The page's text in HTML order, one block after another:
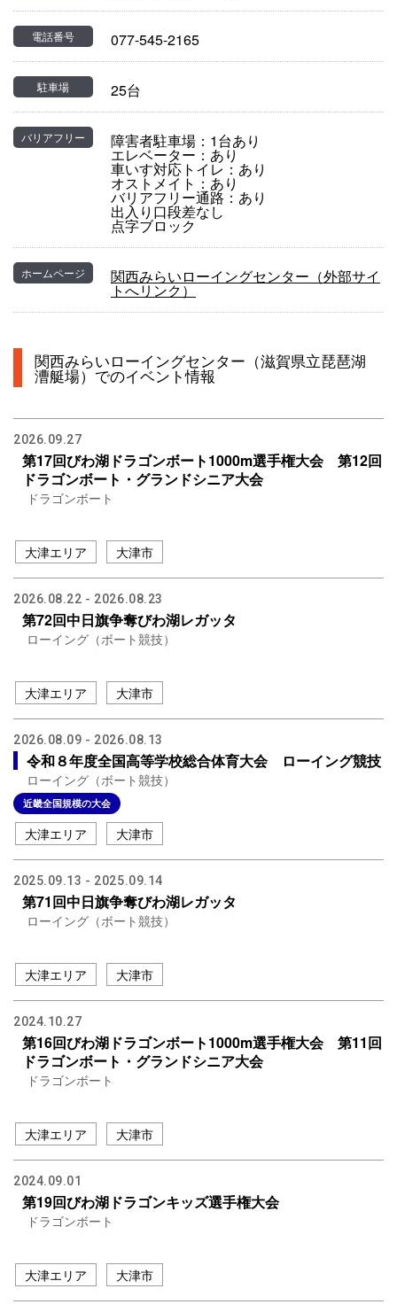
電話番号 077-545-2165
駐車場 25台
バリアフリー 障害者駐車場：1台あり
エレベーター：あり
車いす対応トイレ：あり
オストメイト：あり
バリアフリー通路：あり
出入り口段差なし
点字ブロック
ホームページ 関西みらいローイングセンター（外部サイ
トへリンク）
関西みらいローイングセンター（滋賀県立琵琶湖
漕艇場）でのイベント情報
2026.09.27
第17回びわ湖ドラゴンボート1000m選手権大会 第12回
ドラゴンボート・グランドシニア大会
ドラゴンボート
大津エリア 大津市
2026.08.22 - 2026.08.23
第72回中日旗争奪びわ湖レガッタ
ローイング（ボート競技）
大津エリア 大津市
2026.08.09 - 2026.08.13
令和８年度全国高等学校総合体育大会 ローイング競技
ローイング（ボート競技）
近畿全国規模の大会
大津エリア 大津市
2025.09.13 - 2025.09.14
第71回中日旗争奪びわ湖レガッタ
ローイング（ボート競技）
大津エリア 大津市
2024.10.27
第16回びわ湖ドラゴンボート1000m選手権大会 第11回
ドラゴンボート・グランドシニア大会
ドラゴンボート
大津エリア 大津市
2024.09.01
第19回びわ湖ドラゴンキッズ選手権大会
ドラゴンボート
大津エリア 大津市